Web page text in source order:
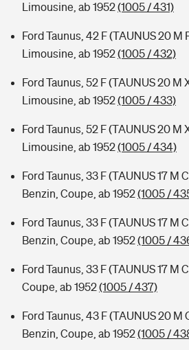
Limousine, ab 1952(1005 / 431)
Ford Taunus, 42 F (TAUNUS 20 M
Limousine, ab 1952(1005 / 432)
Ford Taunus, 52 F (TAUNUS 20 M
Limousine, ab 1952(1005 / 433)
Ford Taunus, 52 F (TAUNUS 20 M
Limousine, ab 1952(1005 / 434)
Ford Taunus, 33 F (TAUNUS 17 M
Benzin, Coupe, ab 1952(1005 /
Ford Taunus, 33 F (TAUNUS 17 M
Benzin, Coupe, ab 1952(1005 /
Ford Taunus, 33 F (TAUNUS 17 M
Coupe, ab 1952(1005 / 437)
Ford Taunus, 43 F (TAUNUS 20 M
Benzin, Coupe, ab 1952(1005 /